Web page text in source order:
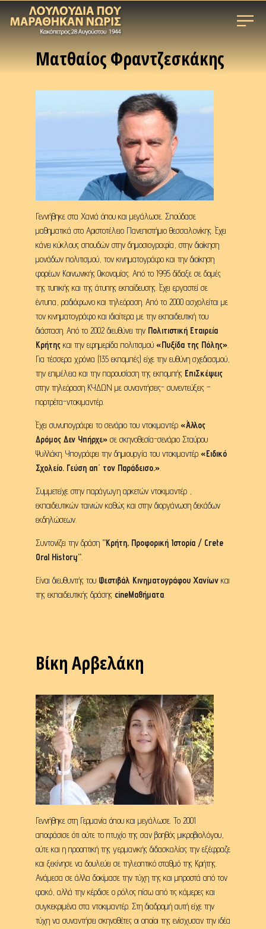
Ματθαίος Φραντζεσκάκης
Γεννήθηκε στα Χανιά όπου και μεγάλωσε. Σπούδασε
μαθηματικά στο Αριστοτέλειο Πανεπιστήμιο Θεσσαλονίκης. Έχει
κάνει κύκλους σπουδών στην δημοσιογραφία, στην διοίκηση
μονάδων πολιτισμού, τον κινηματογράφο και την διοίκηση
φορέων Κοινωνικής Οικονομίας. Από το 1995 δίδαξε σε δομές
της τυπικής και της άτυπης εκπαίδευσης. Έχει εργαστεί σε
έντυπα, ραδιόφωνο και τηλεόραση. Από το 2000 ασχολείται με
τον κινηματογράφο και ιδιαίτερα με την εκπαιδευτική του
διάσταση. Από το 2002 διευθύνει την Πολιτιστική Εταιρεία
Κρήτης και την εφημερίδα πολιτισμού «Πυξίδα της Πόλης»
Για τέσσερα χρόνια (135 εκπομπές) είχε την ευθύνη σχεδιασμού,
την επιμέλεια και την παρουσίαση της εκπομπής ΕπιΣκέψεις
στην τηλεόραση ΚΥΔΩΝ με συναντήσεις- συνεντεύξεις –
πορτρέτα-ντοκιμαντέρ.
Έχει συνυπογράφει το σενάριο του ντοκιμαντέρ «Άλλος
Δρόμος Δεν Υπήρχε» σε σκηνοθεσία-σενάριο Σταύρου
Ψυλλάκη. Υπογράφει την δημιουργία του ντοκιμαντέρ «Ειδικό
Σχολείο. Γεύση απ΄ τον Παράδεισο.»
Συμμετείχε στην παράγωγη αρκετών ντοκιμαντέρ ,
εκπαιδευτικών ταινιών καθώς και στην διοργάνωση δεκάδων
εκδηλώσεων.
Συντονίζει την δράση ”Κρήτη, Προφορική Ιστορία / Crete
Oral History”
Είναι διευθυντής του Φεστιβάλ Κινηματογράφου Χανίων και
της εκπαιδευτικής δράσης cineΜαθήματα
Βίκη Αρβελάκη
Γεννήθηκε στη Γερμανία όπου και μεγάλωσε. To 2001
αποφάσισε ότι ούτε το πτυχίο της σαν βοηθός μικροβιολόγου,
ούτε και η προοπτική της γερμανικής διδασκαλίας την εξέφραζε
και ξεκίνησε να δουλεύει σε τηλεοπτικό σταθμό της Κρήτης.
Ανάμεσα σε άλλα δοκίμασε την τύχη της και μπροστά από τον
φακό, αλλά την κέρδισε ο ρόλος πίσω από τις κάμερες και
συγκεκριμένα στα ντοκιμαντέρ. Στη διαδρομή αυτή είχε την
τύχη να συναντήσει σκηνοθέτες οι οποίοι της ενίσχυσαν την ιδέα